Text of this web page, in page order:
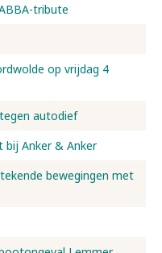
tribute
op vrijdag 4
autodief
bij Anker & Anker
bewegingen met